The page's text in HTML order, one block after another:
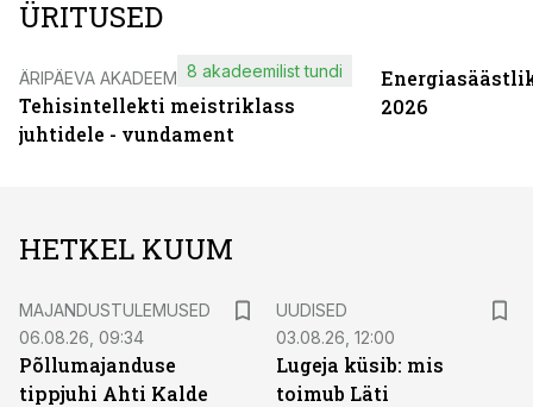
ÜRITUSED
ÄRIPÄEVA AKADEEMIA
Tehisintellekti meistriklass
juhtidele - vundament
8 akadeemilist tundi
2026
HETKEL KUUM
MAJANDUSTULEMUSED
06.08.26, 09:34
Põllumajanduse
tippjuhi Ahti Kalde
UUDISED
03.08.26, 12:00
Lugeja küsib: mis
toimub Läti